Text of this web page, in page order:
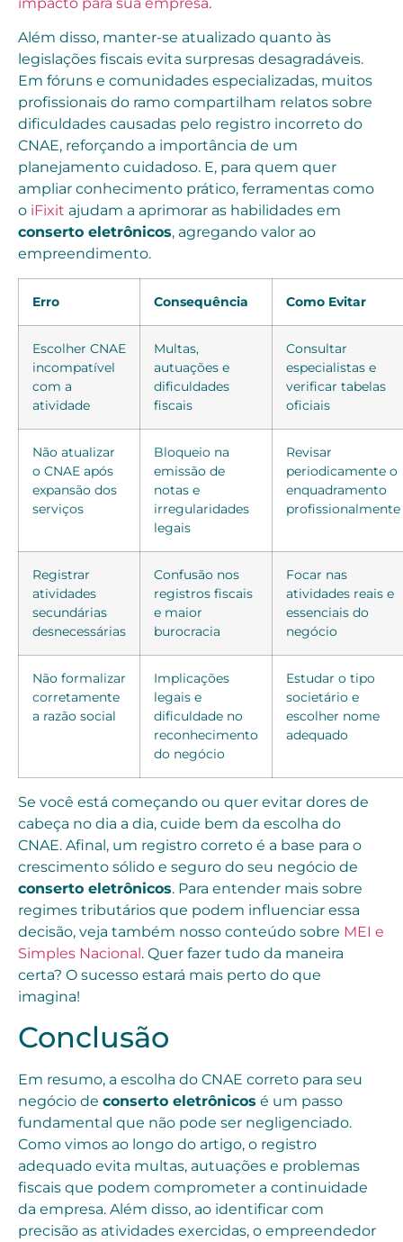
Além disso, manter-se atualizado quanto às
legislações fiscais evita surpresas desagradáveis.
Em fóruns e comunidades especializadas, muitos
profissionais do ramo compartilham relatos sobre
dificuldades causadas pelo registro incorreto do
CNAE, reforçando a importância de um
planejamento cuidadoso. E, para quem quer
ampliar conhecimento prático, ferramentas como
o iFixit ajudam a aprimorar as habilidades em
conserto eletrônicos, agregando valor ao
empreendimento.
Erro Consequência Como Evitar
Escolher CNAE
incompatível
com a
atividade
Multas,
autuações e
dificuldades
fiscais
Consultar
especialistas e
verificar tabelas
oficiais
Não atualizar
o CNAE após
expansão dos
serviços
Bloqueio na
emissão de
notas e
irregularidades
legais
Revisar
periodicamente o
enquadramento
profissionalmente
Registrar
atividades
secundárias
desnecessárias
Confusão nos
registros fiscais
e maior
burocracia
Focar nas
atividades reais e
essenciais do
negócio
Não formalizar
corretamente
a razão social
Implicações
legais e
dificuldade no
reconhecimento
do negócio
Estudar o tipo
societário e
escolher nome
adequado
Se você está começando ou quer evitar dores de
cabeça no dia a dia, cuide bem da escolha do
CNAE. Afinal, um registro correto é a base para o
crescimento sólido e seguro do seu negócio de
conserto eletrônicos. Para entender mais sobre
regimes tributários que podem influenciar essa
decisão, veja também nosso conteúdo sobre MEI e
Simples Nacional. Quer fazer tudo da maneira
certa? O sucesso estará mais perto do que
imagina!
Conclusão
Em resumo, a escolha do CNAE correto para seu
negócio de conserto eletrônicos é um passo
fundamental que não pode ser negligenciado.
Como vimos ao longo do artigo, o registro
adequado evita multas, autuações e problemas
fiscais que podem comprometer a continuidade
da empresa. Além disso, ao identificar com
precisão as atividades exercidas, o empreendedor